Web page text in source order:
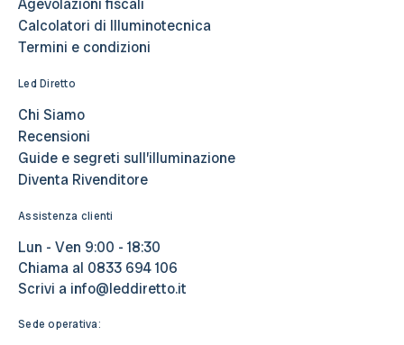
Agevolazioni fiscali
Calcolatori di Illuminotecnica
Termini e condizioni
Led Diretto
Chi Siamo
Recensioni
Guide e segreti sull’illuminazione
Diventa Rivenditore
Assistenza clienti
Lun - Ven 9:00 - 18:30
Chiama al 0833 694 106
Scrivi a info@leddiretto.it
Sede operativa: